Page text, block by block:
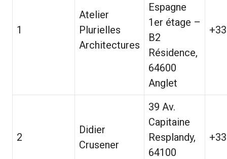
1
Atelier
Plurielles
Architectures
Espagne
1er étage –
B2
Résidence,
64600
Anglet
2
Didier
Crusener
39 Av.
Capitaine
Resplandy,
64100